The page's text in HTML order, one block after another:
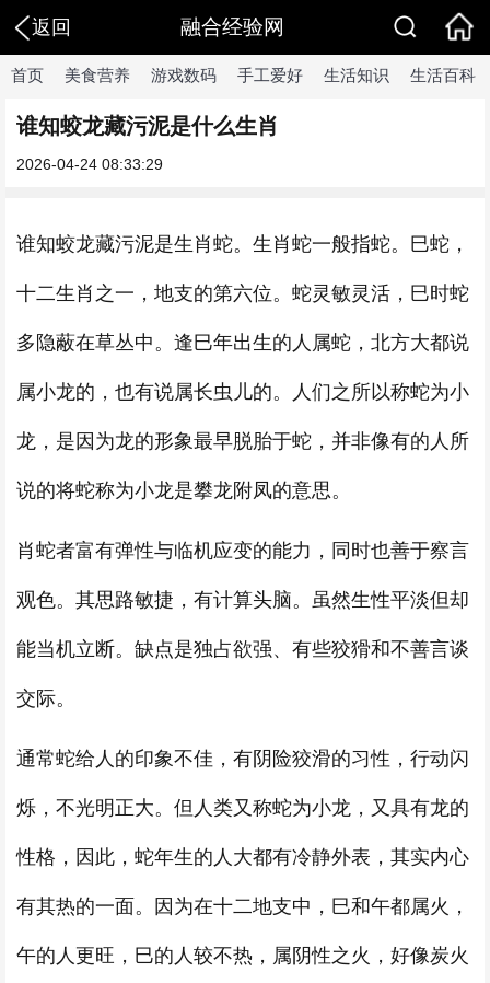
返回 融合经验网
首页 美食营养 游戏数码 手工爱好 生活知识 生活百科
谁知蛟龙藏污泥是什么生肖
2026-04-24 08:33:29
谁知蛟龙藏污泥是生肖蛇。生肖蛇一般指蛇。巳蛇，
十二生肖之一，地支的第六位。蛇灵敏灵活，巳时蛇
多隐蔽在草丛中。逢巳年出生的人属蛇，北方大都说
属小龙的，也有说属长虫儿的。人们之所以称蛇为小
龙，是因为龙的形象最早脱胎于蛇，并非像有的人所
说的将蛇称为小龙是攀龙附凤的意思。
肖蛇者富有弹性与临机应变的能力，同时也善于察言
观色。其思路敏捷，有计算头脑。虽然生性平淡但却
能当机立断。缺点是独占欲强、有些狡猾和不善言谈
交际。
通常蛇给人的印象不佳，有阴险狡滑的习性，行动闪
烁，不光明正大。但人类又称蛇为小龙，又具有龙的
性格，因此，蛇年生的人大都有冷静外表，其实内心
有其热的一面。因为在十二地支中，巳和午都属火，
午的人更旺，巳的人较不热，属阴性之火，好像炭火